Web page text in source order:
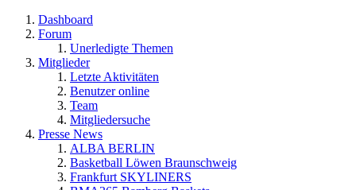
Dashboard
Forum
Unerledigte Themen
Mitglieder
Letzte Aktivitäten
Benutzer online
Team
Mitgliedersuche
Presse News
ALBA BERLIN
Basketball Löwen Braunschweig
Frankfurt SKYLINERS